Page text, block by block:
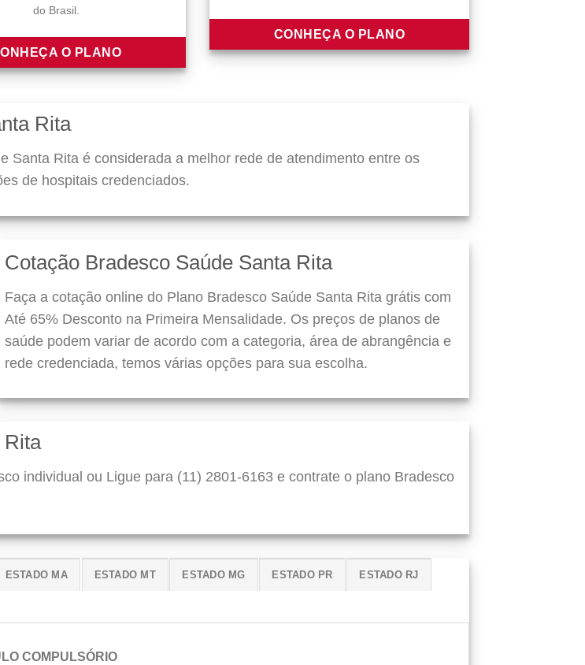
do Brasil.
O PLANO
CONHEÇA O PLANO
Rita
Santa Rita é considerada a melhor rede de atendimento entre os
de hospitais credenciados.
Cotação Bradesco Saúde Santa Rita
Faça a cotação online do Plano Bradesco Saúde Santa Rita grátis com
Até 65% Desconto na Primeira Mensalidade. Os preços de planos de
saúde podem variar de acordo com a categoria, área de abrangência e
rede credenciada, temos várias opções para sua escolha.
Rita
individual ou Ligue para (11) 2801-6163 e contrate o plano Bradesco
ESTADO MA ESTADO MT ESTADO MG ESTADO PR ESTADO RJ
COMPULSÓRIO